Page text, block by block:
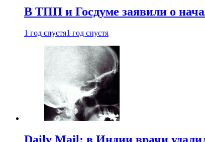
В ТПП и Госдуме заявили о
1 год спустя1 год спустя